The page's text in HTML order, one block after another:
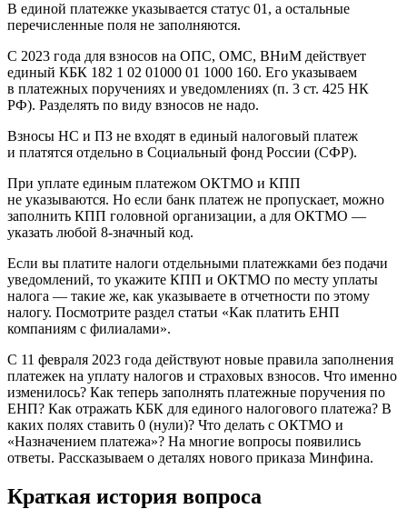
В единой платежке указывается статус 01, а остальные
перечисленные поля не заполняются.
С 2023 года для взносов на ОПС, ОМС, ВНиМ действует
единый КБК 182 1 02 01000 01 1000 160. Его указываем
в платежных поручениях и уведомлениях (п. 3 ст. 425 НК
РФ). Разделять по виду взносов не надо.
Взносы НС и ПЗ не входят в единый налоговый платеж
и платятся отдельно в Социальный фонд России (СФР).
При уплате единым платежом ОКТМО и КПП
не указываются. Но если банк платеж не пропускает, можно
заполнить КПП головной организации, а для ОКТМО —
указать любой 8-значный код.
Если вы платите налоги отдельными платежками без подачи
уведомлений, то укажите КПП и ОКТМО по месту уплаты
налога — такие же, как указываете в отчетности по этому
налогу. Посмотрите раздел статьи «Как платить ЕНП
компаниям с филиалами».
С 11 февраля 2023 года действуют новые правила заполнения
платежек на уплату налогов и страховых взносов. Что именно
изменилось? Как теперь заполнять платежные поручения по
ЕНП? Как отражать КБК для единого налогового платежа? В
каких полях ставить 0 (нули)? Что делать с ОКТМО и
«Назначением платежа»? На многие вопросы появились
ответы. Рассказываем о деталях нового приказа Минфина.
Краткая история вопроса